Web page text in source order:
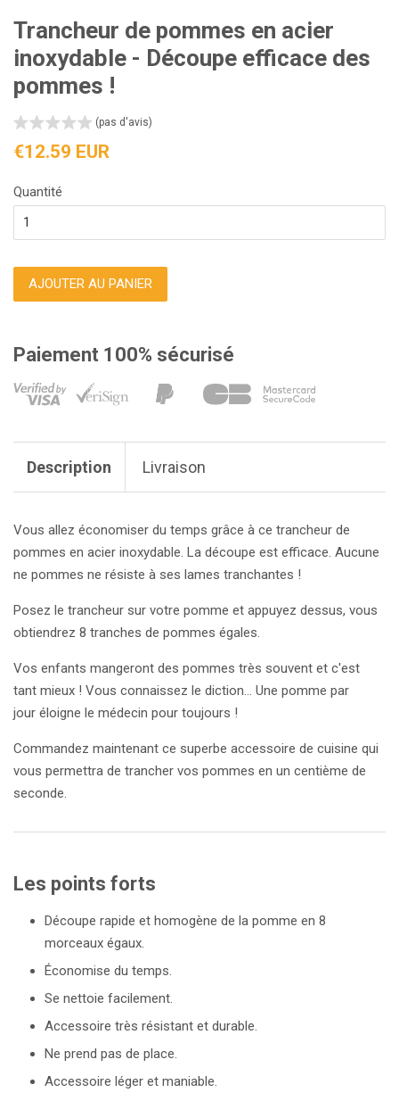
Trancheur de pommes en acier
inoxydable - Découpe efficace des
pommes !
(pas d'avis)
Prix
€12.59 EUR
Quantité
AJOUTER AU PANIER
Paiement 100% sécurisé
Description Livraison
Vous allez économiser du temps grâce à ce trancheur de
pommes en acier inoxydable. La découpe est efficace. Aucune
ne pommes ne résiste à ses lames tranchantes !
Posez le trancheur sur votre pomme et appuyez dessus, vous
obtiendrez 8 tranches de pommes égales.
Vos enfants mangeront des pommes très souvent et c'est
tant mieux ! Vous connaissez le diction... Une pomme par
jour éloigne le médecin pour toujours !
Commandez maintenant ce superbe accessoire de cuisine qui
vous permettra de trancher vos pommes en un centième de
seconde.
Les points forts
Découpe rapide et homogène de la pomme en 8
morceaux égaux.
Économise du temps.
Se nettoie facilement.
Accessoire très résistant et durable.
Ne prend pas de place.
Accessoire léger et maniable.